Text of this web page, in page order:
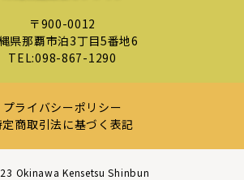
〒900-0012
県那覇市泊3丁目5番地6
TEL:098-867-1290
プライバシーポリシー
定商取引法に基づく表記
Okinawa Kensetsu Shinbun